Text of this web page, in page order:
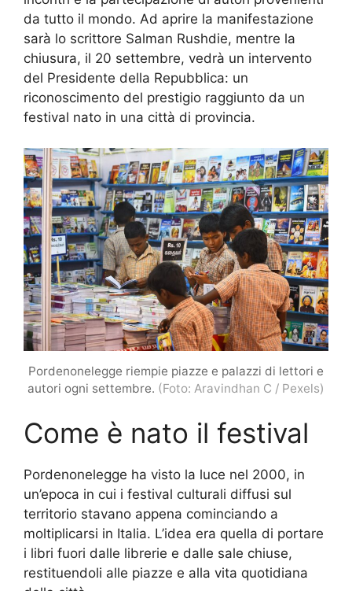
da tutto il mondo. Ad aprire la manifestazione
sarà lo scrittore Salman Rushdie, mentre la
chiusura, il 20 settembre, vedrà un intervento
del Presidente della Repubblica: un
riconoscimento del prestigio raggiunto da un
festival nato in una città di provincia.
Pordenonelegge riempie piazze e palazzi di lettori e
autori ogni settembre. (Foto: Aravindhan C / Pexels)
Come è nato il festival
Pordenonelegge ha visto la luce nel 2000, in
un’epoca in cui i festival culturali diffusi sul
territorio stavano appena cominciando a
moltiplicarsi in Italia. L’idea era quella di portare
i libri fuori dalle librerie e dalle sale chiuse,
restituendoli alle piazze e alla vita quotidiana